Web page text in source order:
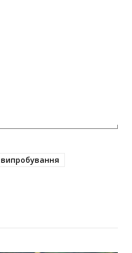
випробування